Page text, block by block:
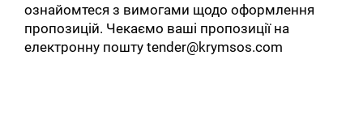
ознайомтеся з вимогами щодо оформлення
пропозицій. Чекаємо ваші пропозиції на
електронну пошту tender@krymsos.com